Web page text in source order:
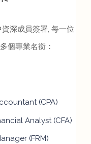
深成員簽署, 每一位
個專業名銜：
(CPA)
Analyst (CFA)
(FRM)